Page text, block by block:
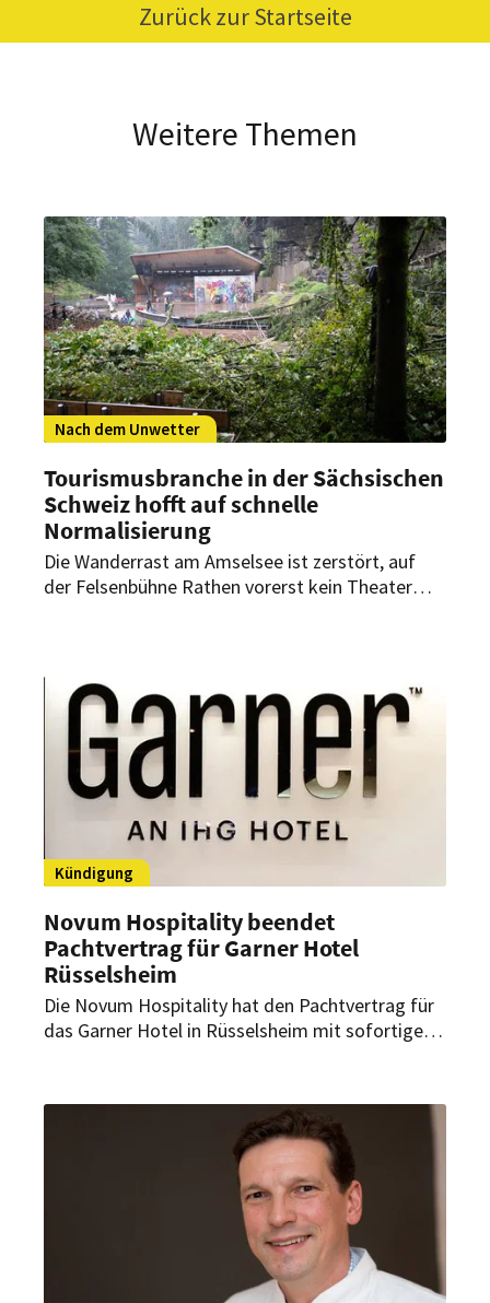
Zurück zur Startseite
Weitere Themen
Nach dem Unwetter
Tourismusbranche in der Sächsischen
Schweiz hofft auf schnelle
Normalisierung
Die Wanderrast am Amselsee ist zerstört, auf
der Felsenbühne Rathen vorerst kein Theater
Kündigung
Novum Hospitality beendet
Pachtvertrag für Garner Hotel
Rüsselsheim
Die Novum Hospitality hat den Pachtvertrag für
das Garner Hotel in Rüsselsheim mit sofortiger
Trinkwasserinstallation.